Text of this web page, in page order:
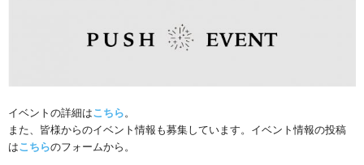
イベントの詳細はこちら。
また、皆様からのイベント情報も募集しています。イベント情報の投稿
はこちらのフォームから。